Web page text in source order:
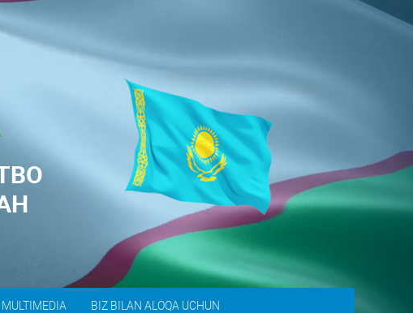
MULTIMEDIA BIZ BILAN ALOQA UCHUN